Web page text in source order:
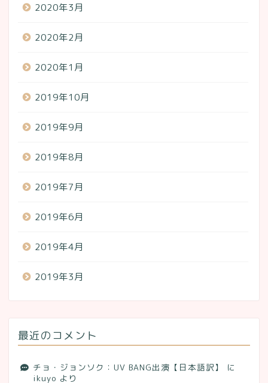
2020年3月
2020年2月
2020年1月
2019年10月
2019年9月
2019年8月
2019年7月
2019年6月
2019年4月
2019年3月
最近のコメント
チョ・ジョンソク：UV BANG出演【日本語訳】
に
ikuyo より